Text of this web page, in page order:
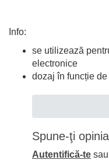
Info:
se utilizează
electronice
dozaj în funcție
Spune-ţi opinia
Autentifică-te